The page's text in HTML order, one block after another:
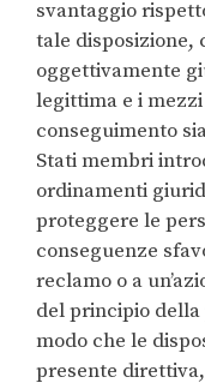
svantaggio
tale disposizione,
oggettivamente
legittima e i
conseguimento
Stati membri
ordinamenti
proteggere le
conseguenze
reclamo o a
del principio
modo che le
presente